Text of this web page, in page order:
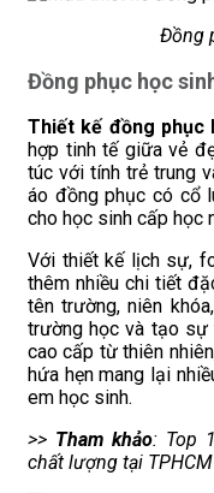
Đồng
Đồng phục học
Thiết kế đồng phục
hợp tinh tế giữa vẻ
túc với tính trẻ trung
áo đồng phục có cổ
cho học sinh cấp học
Với thiết kế lịch sự,
thêm nhiều chi tiết
tên trường, niên
trường học và tạo sự
cao cấp từ thiên
hứa hẹn mang lại
em học sinh.
>> Tham khảo: Top
chất lượng tại